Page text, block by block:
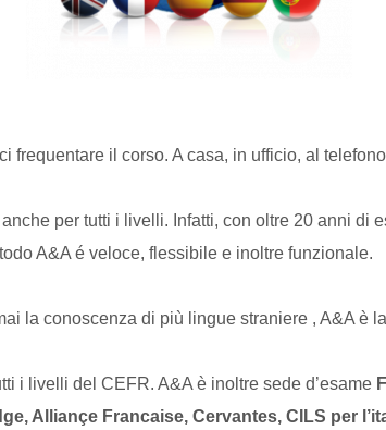
frequentare il corso. A casa, in ufficio, al
per tutti i livelli. Infatti, con oltre 20 anni
A&A é veloce, flessibile e inoltre funzionale.
la conoscenza di più lingue straniere , A&A è
i livelli del CEFR. A&A è inoltre sede d’esame
Alliançe Francaise, Cervantes, CILS per